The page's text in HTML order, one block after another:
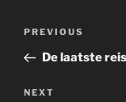
Previous
Post
PREVIOUS
De laatste
Next
NEXT